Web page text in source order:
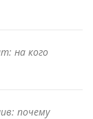
на кого
почему